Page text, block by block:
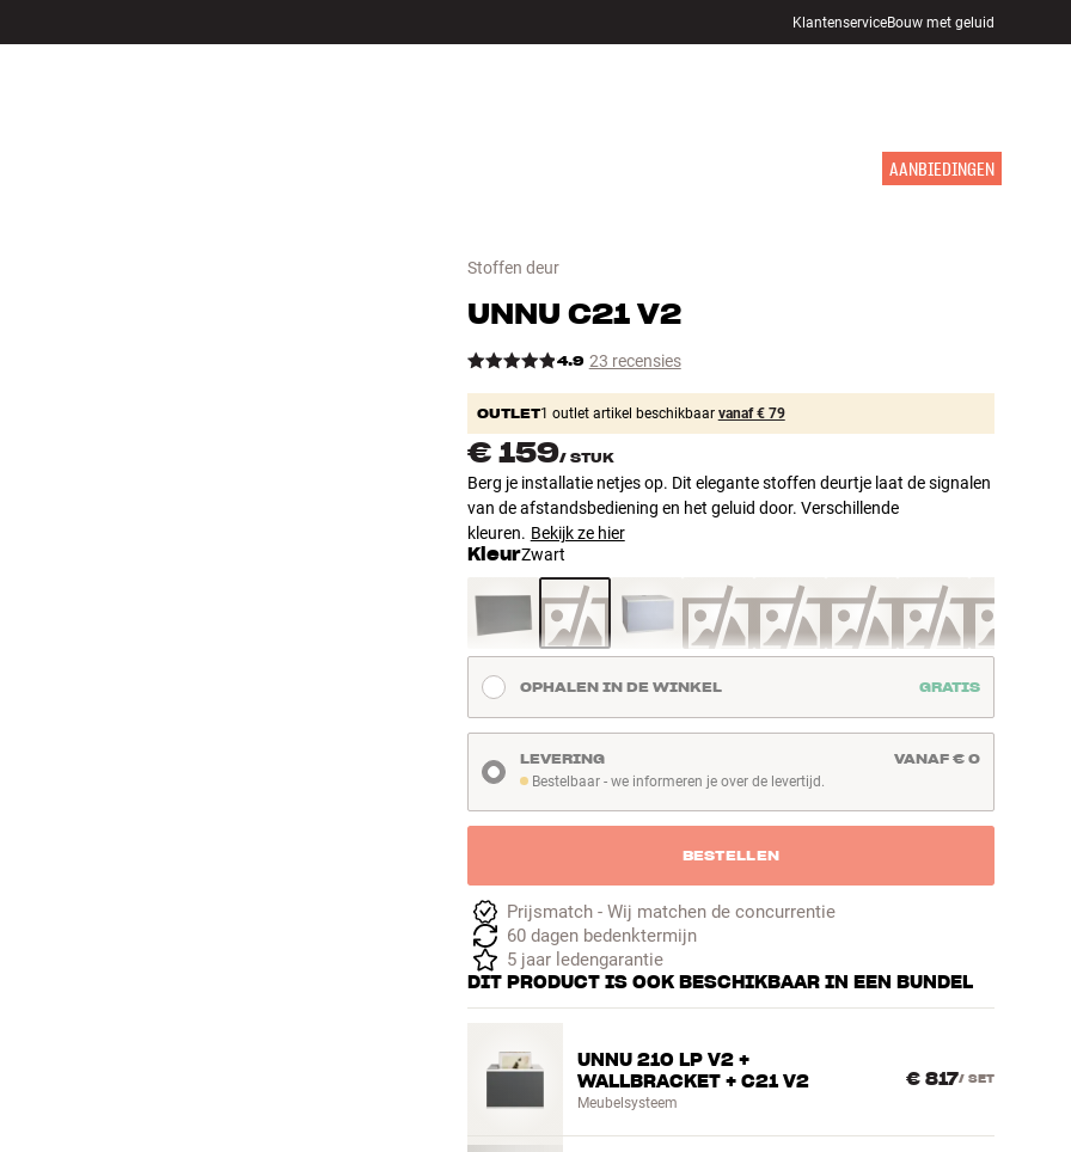
KlantenserviceBouw met geluid
AANBIEDINGEN
Stoffen deur
UNNU C21 V2
4.9 23 recensies
OUTLET1 outlet artikel beschikbaar vanaf € 79
€ 159/ STUK
Berg je installatie netjes op. Dit elegante stoffen deurtje laat de signalen
van de afstandsbediening en het geluid door. Verschillende
kleuren. Bekijk ze hier
KleurZwart
OPHALEN IN DE WINKEL GRATIS
Bestelbaar - we informeren je over de levertijd.
Bestelbaar - we informeren je over de levertijd.
LEVERING VANAF € 0
BESTELLEN
Prijsmatch - Wij matchen de concurrentie
60 dagen bedenktermijn
5 jaar ledengarantie
DIT PRODUCT IS OOK BESCHIKBAAR IN EEN BUNDEL
UNNU 210 LP V2 +
WALLBRACKET + C21 V2
Meubelsysteem
€ 817/ SET